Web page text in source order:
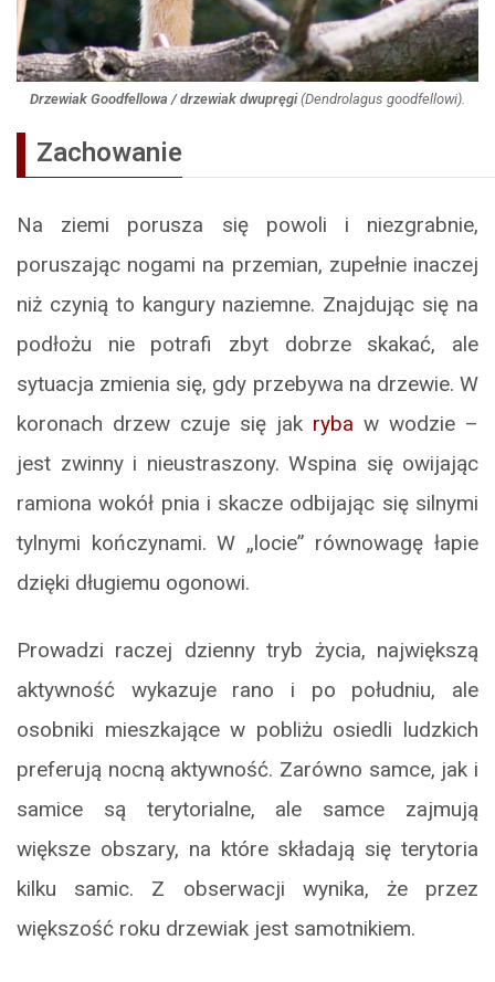
Drzewiak Goodfellowa / drzewiak dwupręgi(Dendrolagus goodfellowi).
Zachowanie
Na ziemi porusza się powoli i niezgrabnie,
poruszając nogami na przemian, zupełnie inaczej
niż czynią to kangury naziemne. Znajdując się na
podłożu nie potrafi zbyt dobrze skakać, ale
sytuacja zmienia się, gdy przebywa na drzewie. W
koronach drzew czuje się jak ryba w wodzie –
jest zwinny i nieustraszony. Wspina się owijając
ramiona wokół pnia i skacze odbijając się silnymi
tylnymi kończynami. W „locie” równowagę łapie
dzięki długiemu ogonowi.
Prowadzi raczej dzienny tryb życia, największą
aktywność wykazuje rano i po południu, ale
osobniki mieszkające w pobliżu osiedli ludzkich
preferują nocną aktywność. Zarówno samce, jak i
samice są terytorialne, ale samce zajmują
większe obszary, na które składają się terytoria
kilku samic. Z obserwacji wynika, że przez
większość roku drzewiak jest samotnikiem.